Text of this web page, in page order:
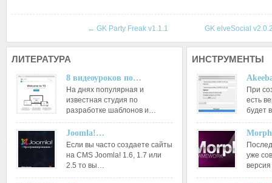
← GK Party Freak v1.1.1 GK elveSocial
ЛИТЕРАТУРА
8 видеоуроков по…
На днях популярная и
известная студия по
разработке шаблонов и…
Joomla!…
Если вы часто создаете сайты
на CMS Joomla! 1.6, 1.7 или
2.5 то вы…
ИНСТРУМЕНТЫ
При
есть
будет
уже